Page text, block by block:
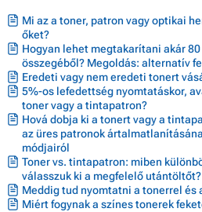
Mi az a toner, patron vagy optikai
őket?
Hogyan lehet megtakarítani akár
összegéből? Megoldás: alternatív
Eredeti vagy nem eredeti tonert
5%-os lefedettség nyomtatáskor,
toner vagy a tintapatron?
Hová dobja ki a tonert vagy a
az üres patronok
módjairól
Toner vs. tintapatron: miben
válasszuk ki a megfelelő utántöltőt?
Meddig tud nyomtatni a tonerrel és
Miért fogynak a színes tonerek